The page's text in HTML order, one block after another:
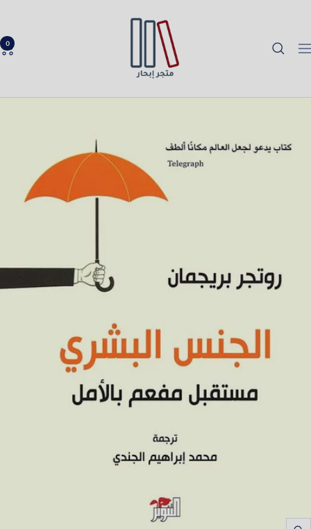
التنقل
Ibhar
Bookstore
0